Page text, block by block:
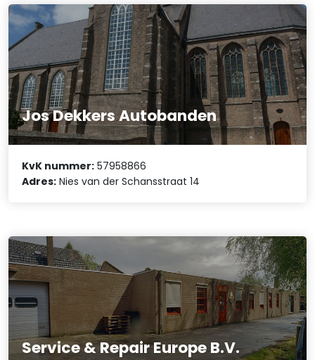
Jos Dekkers Autobanden
KvK nummer: 57958866
Adres: Nies van der Schansstraat 14
Service & Repair Europe B.V.